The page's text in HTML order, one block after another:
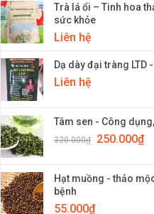
Trà lá ổi – Tinh hoa
sức khỏe
Liên hệ
Dạ dày đại tràng LTD
Liên hệ
Tâm sen - Công
320.000₫ 250.000₫
Hạt muồng - thảo
bệnh
55.000₫